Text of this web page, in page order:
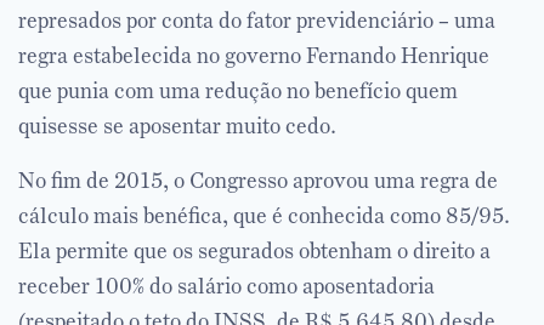
represados por conta do fator previdenciário – uma
regra estabelecida no governo Fernando Henrique
que punia com uma redução no benefício quem
quisesse se aposentar muito cedo.
No fim de 2015, o Congresso aprovou uma regra de
cálculo mais benéfica, que é conhecida como 85/95.
Ela permite que os segurados obtenham o direito a
receber 100% do salário como aposentadoria